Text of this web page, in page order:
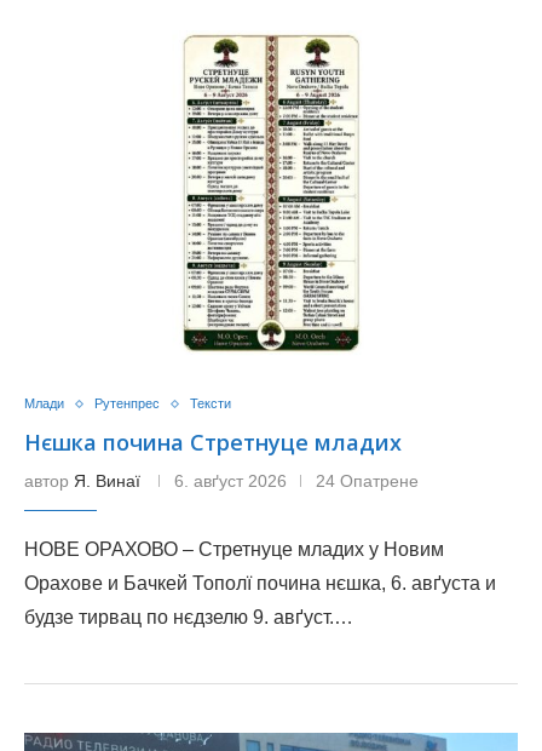
Млади Рутенпрес Тексти
Нєшка почина Стретнуце младих
автор Я. Винаї 6. авґуст 2026 24 Опатрене
НОВЕ ОРАХОВО – Стретнуце младих у Новим
Орахове и Бачкей Тополї почина нєшка, 6. авґуста и
будзе тирвац по нєдзелю 9. авґуст.…